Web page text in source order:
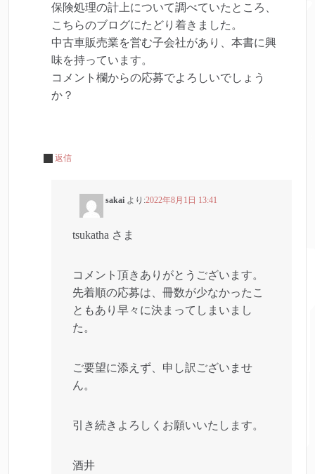
保険処理の計上について調べていたところ、
こちらのブログにたどり着きました。
中古車販売業を営む子会社があり、本書に興
味を持っています。
コメント欄からの応募でよろしいでしょう
か？
返信
sakai より:2022年8月1日 13:41
tsukatha さま
コメント頂きありがとうございます。
先着順の応募は、冊数が少なかったこ
ともあり早々に決まってしまいまし
た。
ご要望に添えず、申し訳ございませ
ん。
引き続きよろしくお願いいたします。
酒井